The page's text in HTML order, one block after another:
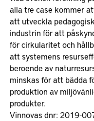
alla tre case kommer
att utveckla
industrin för att
för cirkularitet och
att systemens
beroende av
minskas för att bädda
produktion av
produkter.
Vinnovas dnr: 2019-